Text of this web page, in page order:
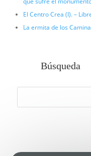
El Centro Crea (I). –
La ermita de los
Búsqueda